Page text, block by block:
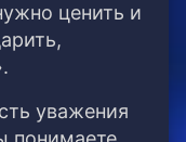
ценить и
уважения